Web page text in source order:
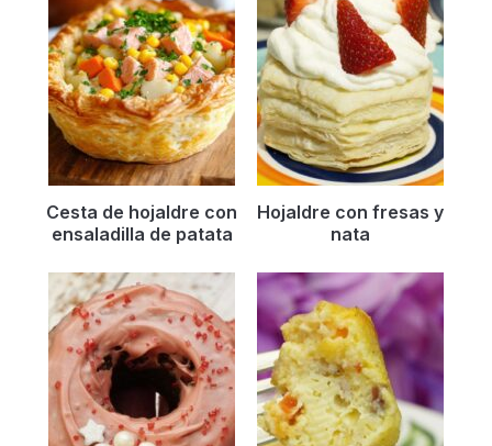
Cesta de hojaldre con
ensaladilla de patata
Hojaldre con fresas y
nata